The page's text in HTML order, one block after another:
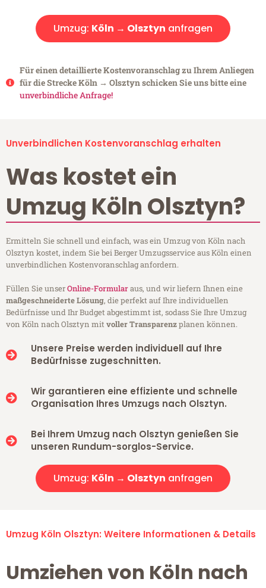
Umzug: Köln → Olsztyn anfragen
Für einen detaillierte Kostenvoranschlag zu Ihrem Anliegen
für die Strecke Köln → Olsztyn schicken Sie uns bitte eine
unverbindliche Anfrage!
Unverbindlichen Kostenvoranschlag erhalten
Was kostet ein
Umzug Köln Olsztyn?
Ermitteln Sie schnell und einfach, was ein Umzug von Köln nach
Olsztyn kostet, indem Sie bei Berger Umzugsservice aus Köln einen
unverbindlichen Kostenvoranschlag anfordern.
Füllen Sie unserOnline-Formularaus, und wir liefern Ihnen eine
maßgeschneiderte Lösung, die perfekt auf Ihre individuellen
Bedürfnisse und Ihr Budget abgestimmt ist, sodass Sie Ihre Umzug
von Köln nach Olsztyn mitvoller Transparenzplanen können.
Unsere Preise werden individuell auf Ihre
Bedürfnisse zugeschnitten.
Wir garantieren eine effiziente und schnelle
Organisation Ihres Umzugs nach Olsztyn.
Bei Ihrem Umzug nach Olsztyn genießen Sie
unseren Rundum-sorglos-Service.
Umzug: Köln → Olsztyn anfragen
Umzug Köln Olsztyn: Weitere Informationen & Details
Umziehen von Köln nach